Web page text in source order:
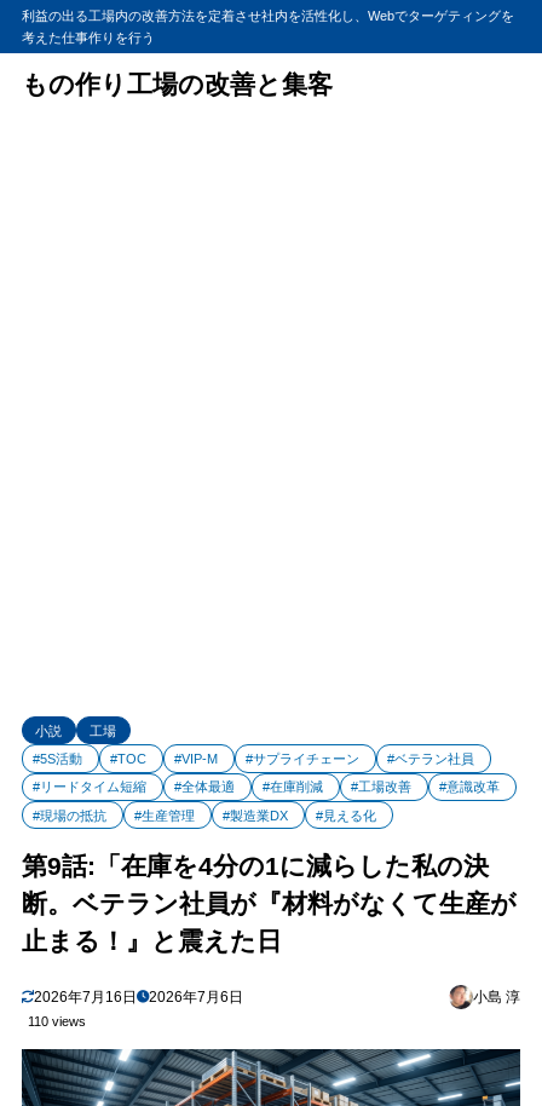
利益の出る工場内の改善方法を定着させ社内を活性化し、Webでターゲティングを
考えた仕事作りを行う
もの作り工場の改善と集客
小説
工場
#5S活動
#TOC #VIP-M #サプライチェーン
#ベテラン社員
#リードタイム短縮
#全体最適 #在庫削減 #工場改善
#意識改革
#現場の抵抗
#生産管理 #製造業DX #見える化
第9話:「在庫を4分の1に減らした私の決
断。ベテラン社員が『材料がなくて生産が
止まる！』と震えた日
2026年7月16日 2026年7月6日 小島 淳
110 views